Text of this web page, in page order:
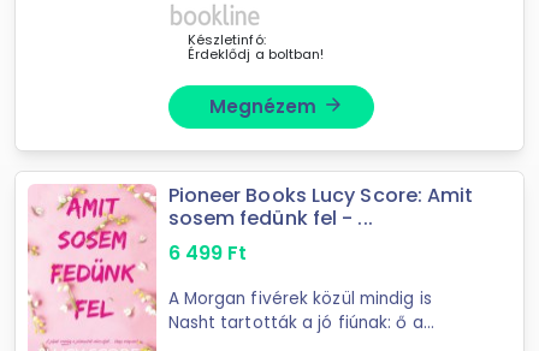
természetesen nem ennyire
Készletinfó:
Érdeklődj a boltban!
Megnézem arrow_forward
Pioneer Books Lucy Score: Amit
sosem fedünk fel - ...
6 499 Ft
A Morgan fivérek közül mindig is
Nasht tartották a jó fiúnak: ő a